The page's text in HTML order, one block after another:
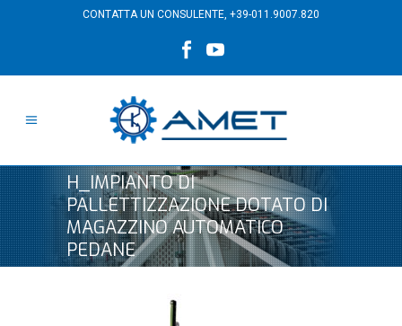
CONTATTA UN CONSULENTE, +39-011.9007.820
H_IMPIANTO DI
PALLETTIZZAZIONE DOTATO DI
MAGAZZINO AUTOMATICO
PEDANE